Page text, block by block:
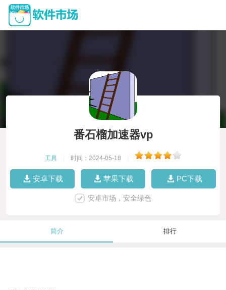
番石榴加速器vp
工具 时间：2024-05-18
安卓下载 苹果下载 PC下载
安卓市场，安全绿色
简介 排行